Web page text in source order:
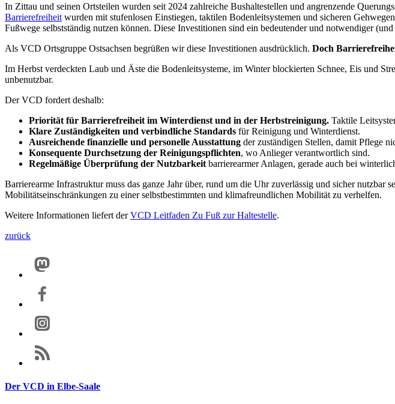
In Zittau und seinen Ortsteilen wurden seit 2024 zahlreiche Bushaltestellen und angrenzende
Barrierefreiheit wurden mit stufenlosen Einstiegen, taktilen Bodenleitsystemen und sicheren
Fußwege selbstständig nutzen können. Diese Investitionen sind ein bedeutender und notwendiger
Als VCD Ortsgruppe Ostsachsen begrüßen wir diese Investitionen ausdrücklich. Doch
Im Herbst verdeckten Laub und Äste die Bodenleitsysteme, im Winter blockierten Schnee, Eis und
unbenutzbar.
Der VCD fordert deshalb:
Priorität für Barrierefreiheit im Winterdienst und in der Herbstreinigung. Taktile
Klare Zuständigkeiten und verbindliche Standards für Reinigung und Winterdienst.
Ausreichende finanzielle und personelle Ausstattung der zuständigen Stellen, damit Pflege
Konsequente Durchsetzung der Reinigungspflichten, wo Anlieger verantwortlich sind.
Regelmäßige Überprüfung der Nutzbarkeit barrierearmer Anlagen, gerade auch bei
Barrierearme Infrastruktur muss das ganze Jahr über, rund um die Uhr zuverlässig und sicher
Mobilitätseinschränkungen zu einer selbstbestimmten und klimafreundlichen Mobilität zu verhelfen.
Weitere Informationen liefert derVCD Leitfaden Zu Fuß zur Haltestelle.
zurück
Der VCD in Elbe-Saale